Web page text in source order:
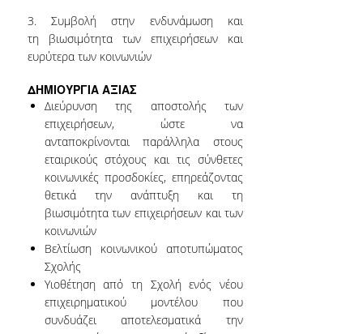
ΑΠΟΦΟΙΤΟΙ
ΤΟΥ ΕΞΩΤΕΡΙΚΟΥ
ΣΥΛΛΟΓΟΙ
ΑΠΟΦΟΙΤΩΝ
ALUMNI AUEB
ΕΠΙΚΟΙΝΩΝΙΑ
3.Συμβολή στην ενδυνάμωσηκαι
τη βιωσιμότητατων επιχειρήσεων και
ευρύτερα των κοινωνιών
ΔΗΜΙΟΥΡΓΙΑ ΑΞΙΑΣ
Διεύρυνση της αποστολής των
επιχειρήσεων, ώστε να
ανταποκρίνονται παράλληλα στους
εταιρικούς στόχους και τις σύνθετες
κοινωνικές προσδοκίες, επηρεάζοντας
θετικά την ανάπτυξη και τη
βιωσιμότητα των επιχειρήσεων και των
κοινωνιών
Βελτίωση κοινωνικού αποτυπώματος
Σχολής
Υιοθέτηση από τη Σχολή ενός νέου
επιχειρηματικού μοντέλου που
συνδυάζει αποτελεσματικά την